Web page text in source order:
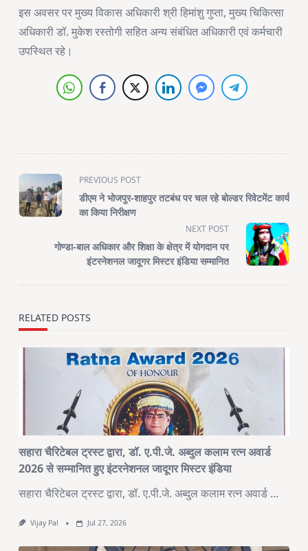
इस अवसर पर मुख्य विकास अधिकारी श्री हिमांशु गुप्ता, मुख्य चिकित्सा
अधिकारी डॉ. मुकेश रस्तोगी सहित अन्य संबंधित अधिकारी एवं कर्मचारी
उपस्थित रहे।
<span
class="nav-
subtitle
reader-
text">Page</span>
PREVIOUS POST
डीएम ने भोजपुर-शाहपुर तटबंध पर चल रहे बोल्डर रिवेटमेंट कार्य
का किया निरीक्षण
NEXT POST
गोण्डा-बाल अधिकार और शिक्षा के क्षेत्र में योगदान पर
इंटरनेशनल जादूगर मिस्टर इंडिया सम्मानित
RELATED POSTS
सहारा चैरिटेबल ट्रस्ट द्वारा, डॉ. ए.पी.जे. अब्दुल कलाम रत्न अवार्ड
2026 से सम्मानित हुए इंटरनेशनल जादूगर मिस्टर इंडिया
सहारा चैरिटेबल ट्रस्ट द्वारा, डॉ. ए.पी.जे. अब्दुल कलाम रत्न अवार्ड ...
Vijay Pal Jul 27, 2026